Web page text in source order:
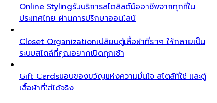
Online Stylingรับบริการสไตลิสต์มืออาชีพจากทุกที่ใน
ประเทศไทย ผ่านการปรึกษาออนไลน์
Closet Organizationเปลี่ยนตู้เสื้อผ้าที่รกๆ ให้กลายเป็น
ระบบสไตล์ที่คุณอยากเปิดทุกเช้า
Gift Cardsมอบของขวัญแห่งความมั่นใจ สไตล์ที่ใช่ และตู้
เสื้อผ้าที่ใส่ได้จริง